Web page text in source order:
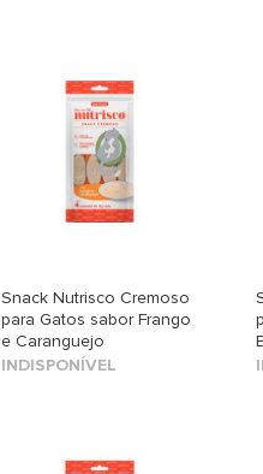
Snack Nutrisco Cremoso
para Gatos sabor Frango
e Caranguejo
INDISPONÍVEL